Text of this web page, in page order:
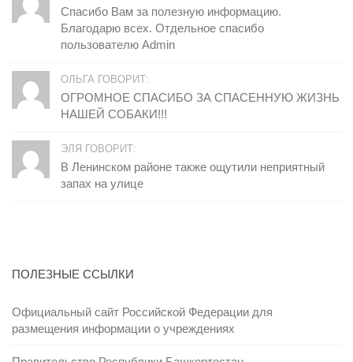
Спасибо Вам за полезную информацию.
Благодарю всех. Отдельное спасибо
пользователю Admin
ОЛЬГА ГОВОРИТ:
ОГРОМНОЕ СПАСИБО ЗА СПАСЕННУЮ ЖИЗНЬ
НАШЕЙ СОБАКИ!!!
ЭЛЯ ГОВОРИТ:
В Ленинском районе также ощутили неприятный
запах на улице
ПОЛЕЗНЫЕ ССЫЛКИ
Официальный сайт Российской Федерации для
размещения информации о учреждениях